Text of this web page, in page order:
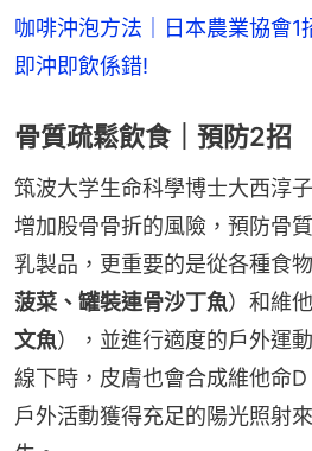
咖啡沖泡方法｜日本農業協會
即沖即飲係錯!
骨質疏鬆飲食｜預防2招
筑波大学生命科學博士大西淳
增加股骨骨折的風險，預防骨
乳製品，更重要的是從各種食
菠菜、罐裝連骨沙丁魚）和維
文魚），並進行適度的戶外運
線下時，皮膚也會合成維他命
戶外活動獲得充足的陽光照射